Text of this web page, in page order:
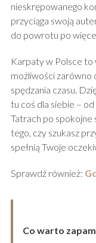
nieskrępowanego
przyciąga swoją
do powrotu po
Karpaty w Polsce
możliwości zarówno
spędzania czasu.
tu coś dla siebie –
Tatrach po spokojne
tego, czy szukasz
spełnią Twoje
Sprawdź również:
Co warto